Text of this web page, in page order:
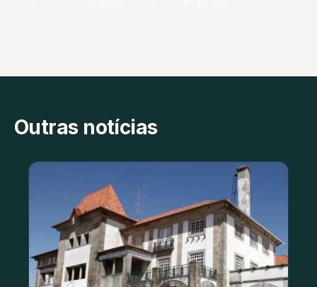
Outras notícias